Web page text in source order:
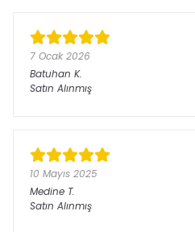
7 Ocak 2026
Batuhan K.
Satın Alınmış
10 Mayıs 2025
Medine T.
Satın Alınmış